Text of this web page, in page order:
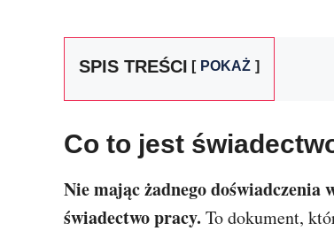
SPIS TREŚCI POKAŻ
Co to jest
Nie mając żadnego doświadczenia
świadectwo pracy. To dokument,